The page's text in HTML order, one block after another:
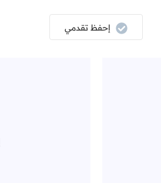
إحفظ تقدمي